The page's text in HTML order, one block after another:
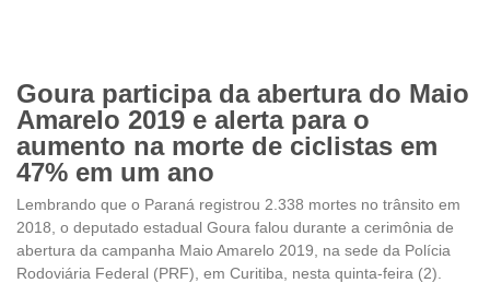
Goura participa da abertura do Maio
Amarelo 2019 e alerta para o
aumento na morte de ciclistas em
47% em um ano
Lembrando que o Paraná registrou 2.338 mortes no trânsito em
2018, o deputado estadual Goura falou durante a cerimônia de
abertura da campanha Maio Amarelo 2019, na sede da Polícia
Rodoviária Federal (PRF), em Curitiba, nesta quinta-feira (2).